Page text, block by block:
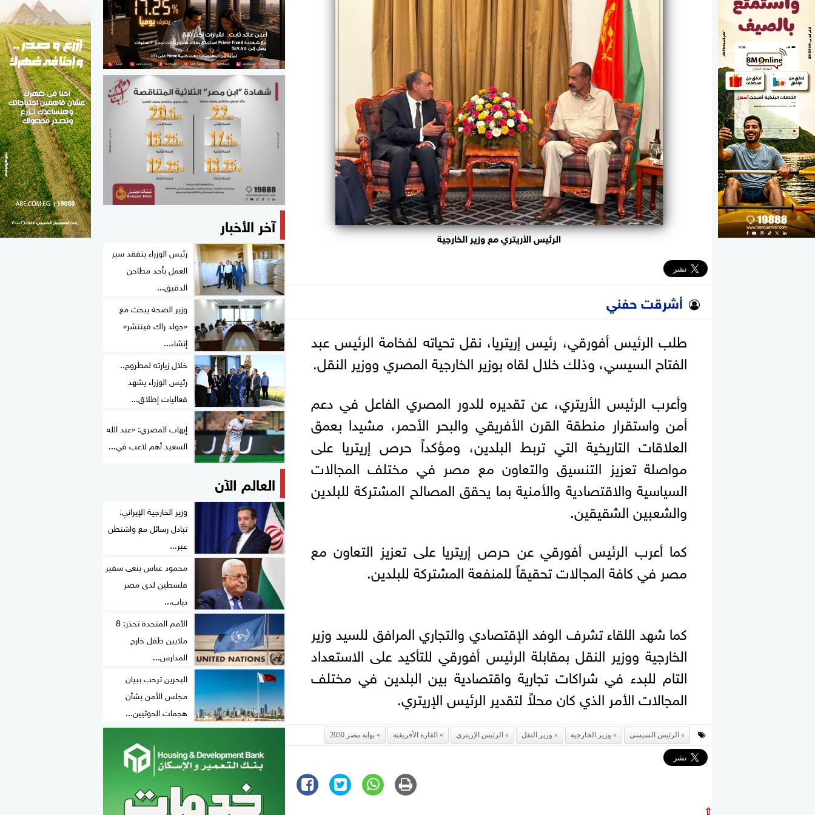
مواهب مصر
الرئيس الأريتري مع وزير الخارجية
أشرقت حفني
طلب الرئيس أفورقي، رئيس إريتريا، نقل تحياته لفخامة الرئيس عبد
الفتاح السيسي، وذلك خلال لقاه بوزير الخارجية المصري ووزير النقل.
وأعرب الرئيس الأريتري، عن تقديره للدور المصري الفاعل في دعم
أمن واستقرار منطقة القرن الأفريقي والبحر الأحمر، مشيدا بعمق
العلاقات التاريخية التي تربط البلدين، ومؤكداً حرص إريتريا على
مواصلة تعزيز التنسيق والتعاون مع مصر في مختلف المجالات
السياسية والاقتصادية والأمنية بما يحقق المصالح المشتركة للبلدين
والشعبين الشقيقين.
كما أعرب الرئيس أفورقي عن حرص إريتريا على تعزيز التعاون مع
مصر في كافة المجالات تحقيقاً للمنفعة المشتركة للبلدين.
كما شهد اللقاء تشرف الوفد الإقتصادي والتجاري المرافق للسيد وزير
الخارجية ووزير النقل بمقابلة الرئيس أفورقي للتأكيد على الاستعداد
التام للبدء في شراكات تجارية واقتصادية بين البلدين في مختلف
المجالات الأمر الذي كان محلاً لتقدير الرئيس الإريتري.
الرئيس السيسي وزير الخارجية وزير النقل الرئيس الإريتري القارة الأفريقية بوابة مصر 2030
⇧
آخر الأخبار
رئيس الوزراء يتفقد سير
العمل بأحد مطاحن
الدقيق...
وزير الصحة يبحث مع
«جولد راك فينتشر»
إنشاء...
خلال زيارته لمطروح..
رئيس الوزراء يشهد
فعاليات إطلاق...
إيهاب المصري: «عبد الله
السعيد أهم لاعب في...
العالم الآن
وزير الخارجية الإيراني:
تبادل رسائل مع واشنطن
عبر...
محمود عباس ينعى سفير
فلسطين لدى مصر
دياب...
الأمم المتحدة تحذر: 8
ملايين طفل خارج
المدارس...
البحرين ترحب ببيان
مجلس الأمن بشأن
هجمات الحوثيين...